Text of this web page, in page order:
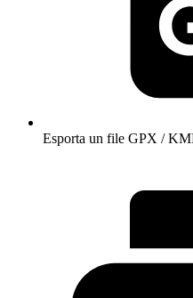
Esporta un file GPX /